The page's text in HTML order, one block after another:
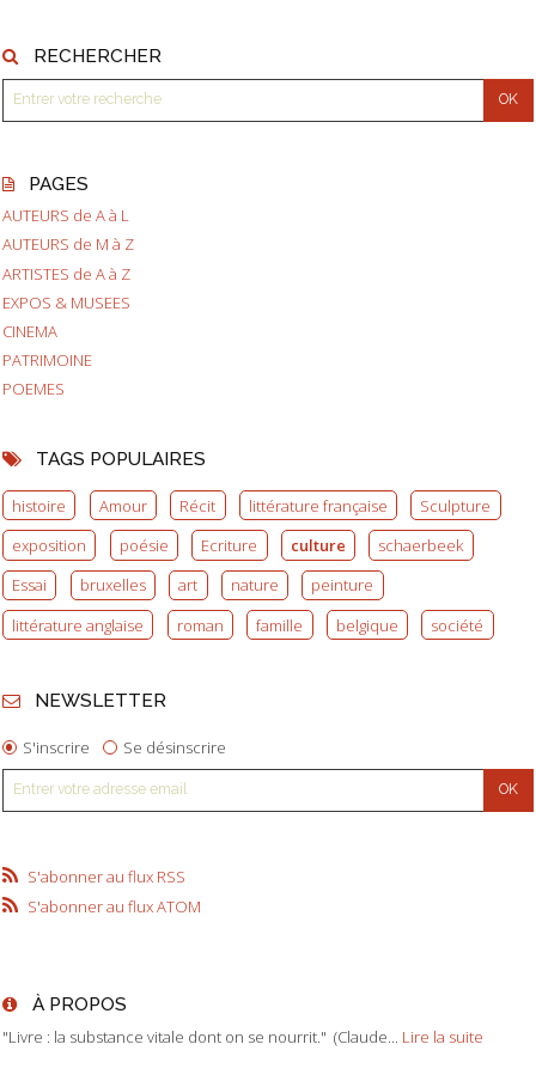
RECHERCHER
PAGES
AUTEURS de A à L
AUTEURS de M à Z
ARTISTES de A à Z
EXPOS & MUSEES
CINEMA
PATRIMOINE
POEMES
TAGS POPULAIRES
histoire Amour Récit littérature française
Sculpture
exposition
poésie Ecriture culture
schaerbeek
Essai
bruxelles art nature
peinture
littérature anglaise
roman famille belgique société
NEWSLETTER
S'inscrire Se désinscrire
S'abonner au flux RSS
S'abonner au flux ATOM
À PROPOS
"Livre : la substance vitale dont on se nourrit." (Claude... Lire la suite